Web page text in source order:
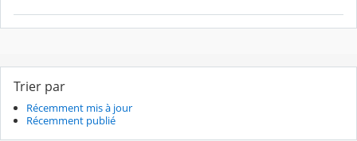
Trier par
Récemment mis à jour
Récemment publié